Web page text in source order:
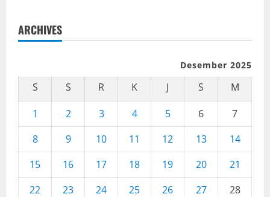
ARCHIVES
Desember 2025
S S R K J S
M
1
2 3 4 5 6
7
8
9 10 11 12 13
14
15
16 17 18 19 20
21
22
23 24 25 26 27
28